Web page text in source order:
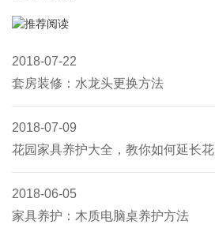
2018-07-22
套房装修：水龙头更换方法
2018-07-09
花园家具养护大全，教你如何延长
2018-06-05
家具养护：木质电脑桌养护方法